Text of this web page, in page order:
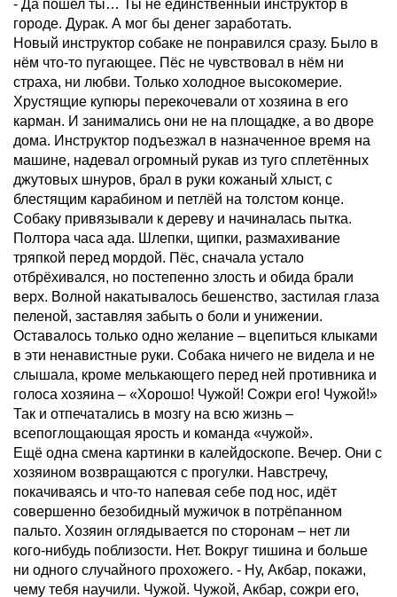
- Да пошел ты… Ты не единственный инструктор в
городе. Дурак. А мог бы денег заработать.
Новый инструктор собаке не понравился сразу. Было в
нём что-то пугающее. Пёс не чувствовал в нём ни
страха, ни любви. Только холодное высокомерие.
Хрустящие купюры перекочевали от хозяина в его
карман. И занимались они не на площадке, а во дворе
дома. Инструктор подъезжал в назначенное время на
машине, надевал огромный рукав из туго сплетённых
джутовых шнуров, брал в руки кожаный хлыст, с
блестящим карабином и петлёй на толстом конце.
Собаку привязывали к дереву и начиналась пытка.
Полтора часа ада. Шлепки, щипки, размахивание
тряпкой перед мордой. Пёс, сначала устало
отбрёхивался, но постепенно злость и обида брали
верх. Волной накатывалось бешенство, застилая глаза
пеленой, заставляя забыть о боли и унижении.
Оставалось только одно желание – вцепиться клыками
в эти ненавистные руки. Собака ничего не видела и не
слышала, кроме мелькающего перед ней противника и
голоса хозяина – «Хорошо! Чужой! Сожри его! Чужой!»
Так и отпечатались в мозгу на всю жизнь –
всепоглощающая ярость и команда «чужой».
Ещё одна смена картинки в калейдоскопе. Вечер. Они с
хозяином возвращаются с прогулки. Навстречу,
покачиваясь и что-то напевая себе под нос, идёт
совершенно безобидный мужичок в потрёпанном
пальто. Хозяин оглядывается по сторонам – нет ли
кого-нибудь поблизости. Нет. Вокруг тишина и больше
ни одного случайного прохожего. - Ну, Акбар, покажи,
чему тебя научили. Чужой. Чужой, Акбар, сожри его,